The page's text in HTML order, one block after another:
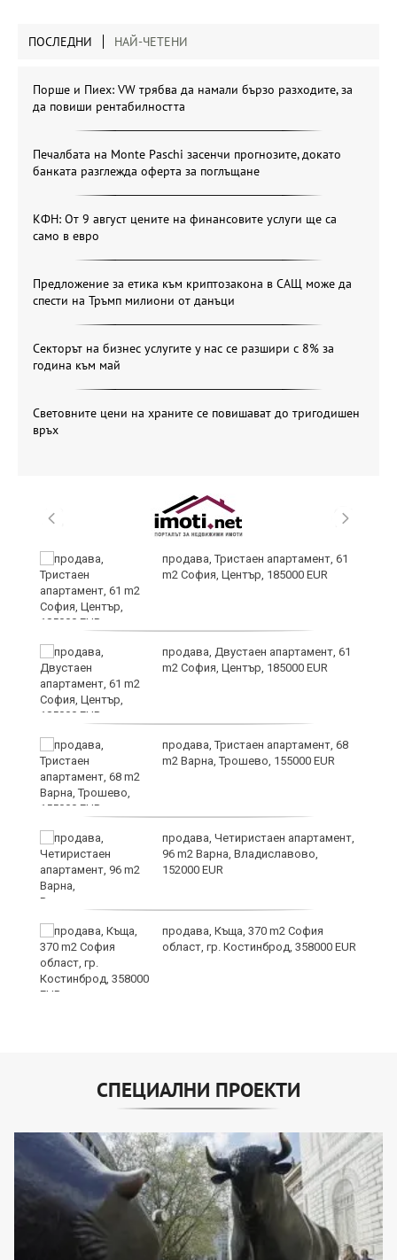
ПОСЛЕДНИ НАЙ-ЧЕТЕНИ
Порше и Пиех: VW трябва да намали бързо разходите, за
да повиши рентабилността
Печалбата на Monte Paschi засенчи прогнозите, докато
банката разглежда оферта за поглъщане
КФН: От 9 август цените на финансовите услуги ще са
само в евро
Предложение за етика към криптозакона в САЩ може да
спести на Тръмп милиони от данъци
Секторът на бизнес услугите у нас се разшири с 8% за
година към май
Световните цени на храните се повишават до тригодишен
връх
продава, Тристаен апартамент, 61
m2 София, Център, 185000 EUR
продава, Двустаен апартамент, 61
m2 София, Център, 185000 EUR
продава, Тристаен апартамент, 68
m2 Варна, Трошево, 155000 EUR
продава, Четиристаен апартамент,
96 m2 Варна, Владиславово,
152000 EUR
продава, Къща, 370 m2 София
област, гр. Костинброд, 358000 EUR
СПЕЦИАЛНИ ПРОЕКТИ